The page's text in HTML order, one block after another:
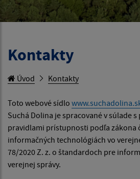
Kontakty
Úvod Kontakty
Toto webové sídlo
Suchá Dolina je spracované v súlade
pravidlami prístupnosti podľa zákona
informačných technológiách vo
78/2020 Z. z. o štandardoch pre
verejnej správy.